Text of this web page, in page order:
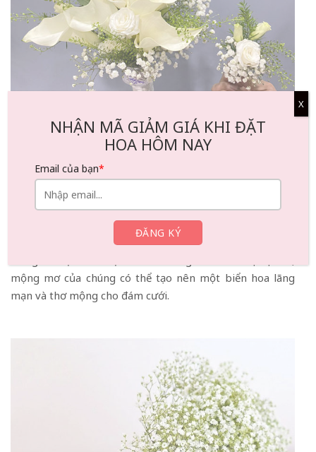
Hoa cưới baby
Loài hoa cưới thường được sử dụng thứ bảy là hoa baby
hay hoa bibi, tượng trưng cho sự rực rỡ và ánh sáng.
Hoa baby bé nhỏ và lấp lánh, thường được dùng để
mộng mơ của chúng có thể tạo nên một biển hoa lãng
mạn và thơ mộng cho đám cưới.
NHẬN MÃ GIẢM GIÁ KHI ĐẶT
HOA HÔM NAY
Email của bạn*
X